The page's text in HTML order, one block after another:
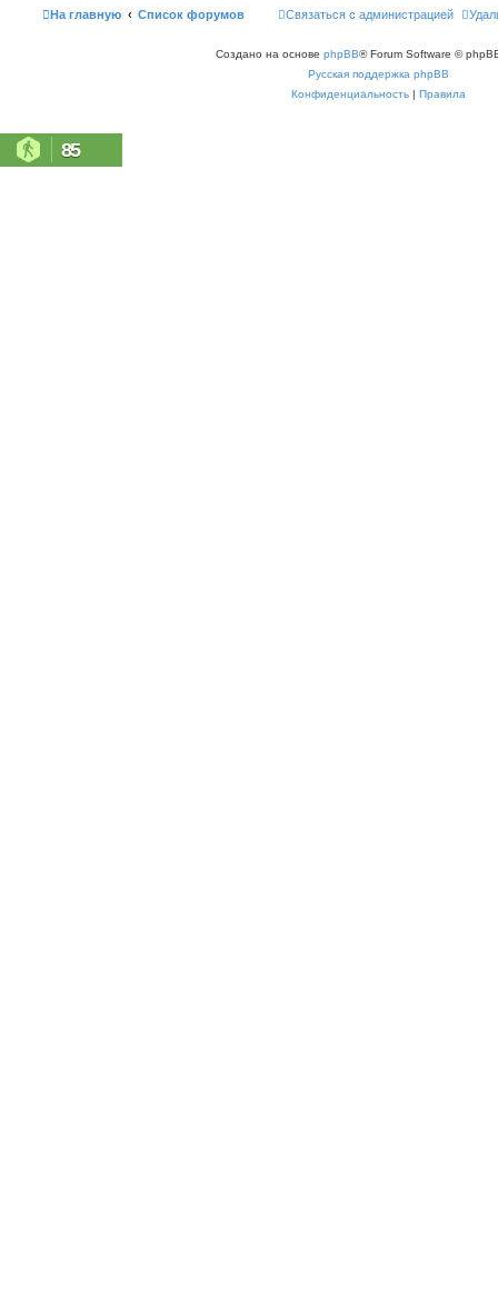
На главную Список форумов Связаться с администрацией
Создано на основе phpBB® Forum Software ©
Русская поддержка phpBB
Конфиденциальность | Правила
85